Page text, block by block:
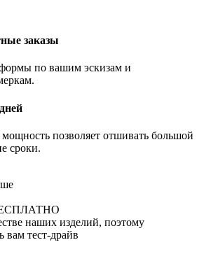
заказы
по вашим эскизам и
позволяет отшивать большой
сроки.
наших изделий, поэтому
вам тест-драйв